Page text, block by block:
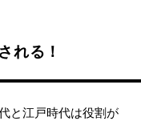
れる！
と江戸時代は役割が